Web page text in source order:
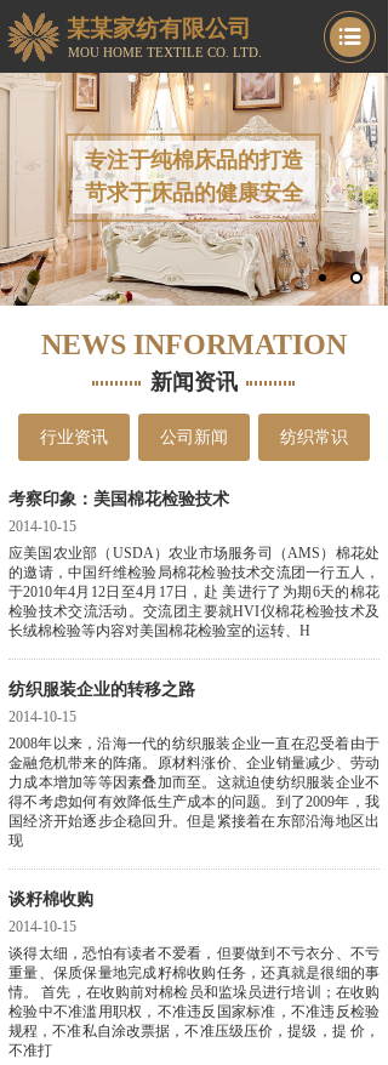
某某家纺有限公司
MOU HOME TEXTILE CO. LTD.
专注于纯棉床品的打造
苛求于床品的健康安全
行业资讯 公司新闻 纺织常识
新闻资讯
NEWS INFORMATION
考察印象：美国棉花检验技术
2014-10-15
应美国农业部（USDA）农业市场服务司（AMS）棉花处
的邀请，中国纤维检验局棉花检验技术交流团一行五人，
于2010年4月12日至4月17日，赴 美进行了为期6天的棉花
检验技术交流活动。交流团主要就HVI仪棉花检验技术及
长绒棉检验等内容对美国棉花检验室的运转、H
纺织服装企业的转移之路
2014-10-15
2008年以来，沿海一代的纺织服装企业一直在忍受着由于
金融危机带来的阵痛。原材料涨价、企业销量减少、劳动
力成本增加等等因素叠加而至。这就迫使纺织服装企业不
得不考虑如何有效降低生产成本的问题。到了2009年，我
国经济开始逐步企稳回升。但是紧接着在东部沿海地区出
现
谈籽棉收购
2014-10-15
谈得太细，恐怕有读者不爱看，但要做到不亏衣分、不亏
重量、保质保量地完成籽棉收购任务，还真就是很细的事
情。 首先，在收购前对棉检员和监垛员进行培训；在收购
检验中不准滥用职权，不准违反国家标准，不准违反检验
规程，不准私自涂改票据，不准压级压价，提级，提 价，
不准打